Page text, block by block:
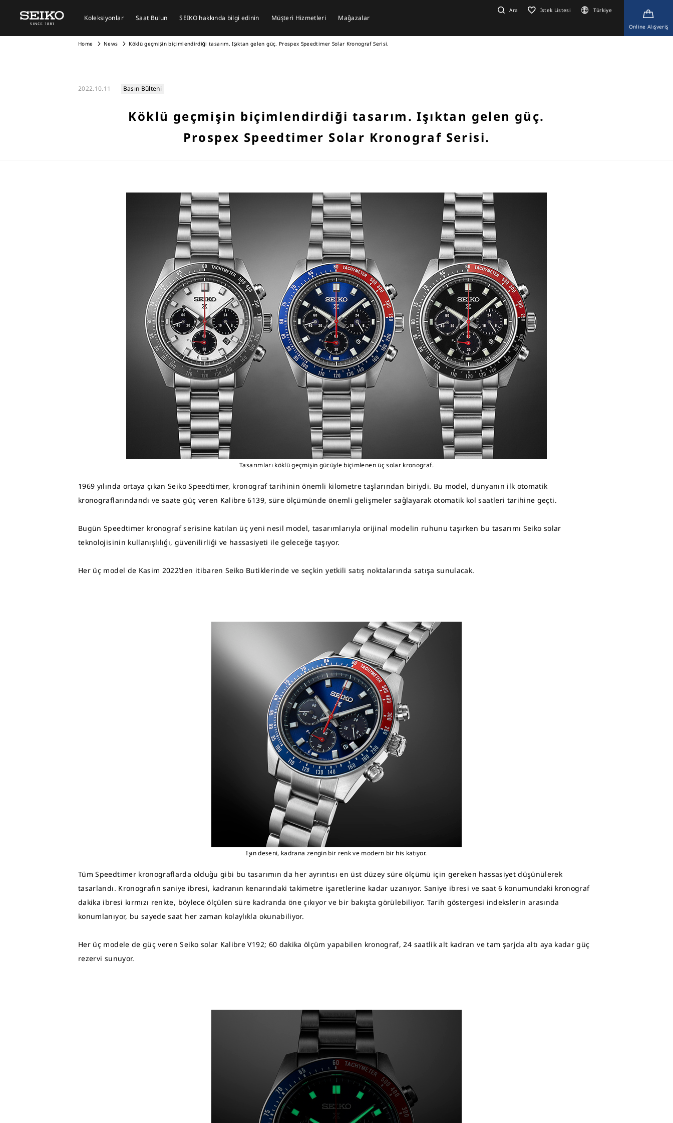
Koleksiyonlar Saat Bulun SEIKO hakkında bilgi edinin Müşteri Hizmetleri Mağazalar
Ara İstek Listesi Türkiye
Online Alışveriş
Home News Köklü geçmişin biçimlendirdiği tasarım. Işıktan gelen güç. Prospex Speedtimer Solar Kronograf Serisi.
2022.10.11 Basın Bülteni
Köklü geçmişin biçimlendirdiği tasarım. Işıktan gelen güç.
Prospex Speedtimer Solar Kronograf Serisi.
Tasarımları köklü geçmişin gücüyle biçimlenen üç solar kronograf.
1969 yılında ortaya çıkan Seiko Speedtimer, kronograf tarihinin önemli kilometre taşlarından biriydi. Bu model, dünyanın ilk otomatik
kronograflarındandı ve saate güç veren Kalibre 6139, süre ölçümünde önemli gelişmeler sağlayarak otomatik kol saatleri tarihine geçti.
Bugün Speedtimer kronograf serisine katılan üç yeni nesil model, tasarımlarıyla orijinal modelin ruhunu taşırken bu tasarımı Seiko solar
teknolojisinin kullanışlılığı, güvenilirliği ve hassasiyeti ile geleceğe taşıyor.
Her üç model de Kasim 2022’den itibaren Seiko Butiklerinde ve seçkin yetkili satış noktalarında satışa sunulacak.
Işın deseni, kadrana zengin bir renk ve modern bir his katıyor.
Tüm Speedtimer kronograflarda olduğu gibi bu tasarımın da her ayrıntısı en üst düzey süre ölçümü için gereken hassasiyet düşünülerek
tasarlandı. Kronografın saniye ibresi, kadranın kenarındaki takimetre işaretlerine kadar uzanıyor. Saniye ibresi ve saat 6 konumundaki kronograf
dakika ibresi kırmızı renkte, böylece ölçülen süre kadranda öne çıkıyor ve bir bakışta görülebiliyor. Tarih göstergesi indekslerin arasında
konumlanıyor, bu sayede saat her zaman kolaylıkla okunabiliyor.
Her üç modele de güç veren Seiko solar Kalibre V192; 60 dakika ölçüm yapabilen kronograf, 24 saatlik alt kadran ve tam şarjda altı aya kadar güç
rezervi sunuyor.